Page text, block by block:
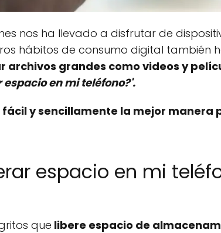
nos ha llevado a disfrutar de
hábitos de consumo digital también
archivos grandes como videos y
espacio en mi teléfono?'.
y sencillamente la mejor manera
espacio en mi
que libere espacio de